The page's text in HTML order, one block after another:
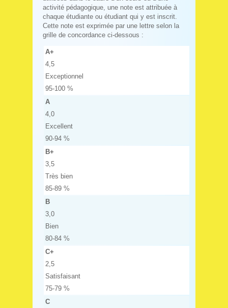
activité pédagogique, une note est attribuée à
chaque étudiante ou étudiant qui y est inscrit.
Cette note est exprimée par une lettre selon la
grille de concordance ci-dessous :
A+
4,5
Exceptionnel
95-100 %
A
4,0
Excellent
90-94 %
B+
3,5
Très bien
85-89 %
B
3,0
Bien
80-84 %
C+
2,5
Satisfaisant
75-79 %
C